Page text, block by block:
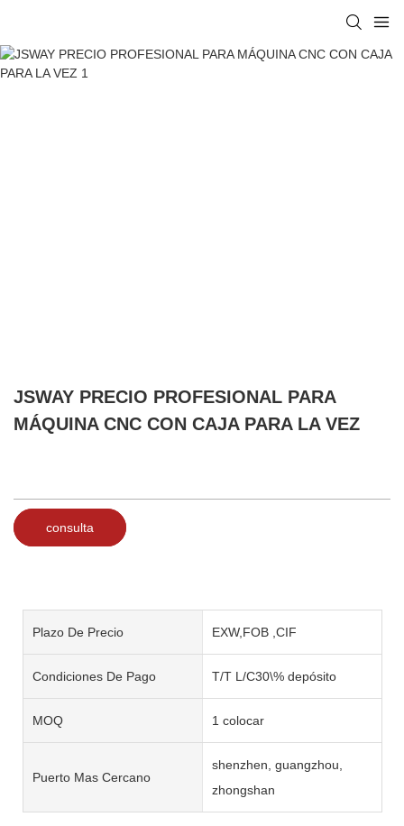
JSWAY PRECIO PROFESIONAL PARA
MÁQUINA CNC CON CAJA PARA LA VEZ
consulta
Plazo De Precio EXW,FOB ,CIF
Condiciones De Pago T/T L/C30\% depósito
MOQ 1 colocar
Puerto Mas Cercano
shenzhen, guangzhou,
zhongshan